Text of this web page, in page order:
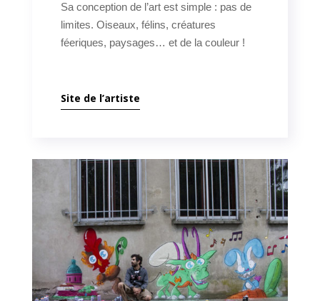
Sa conception de l’art est simple : pas de
limites. Oiseaux, félins, créatures
féeriques, paysages… et de la couleur !
Site de l’artiste